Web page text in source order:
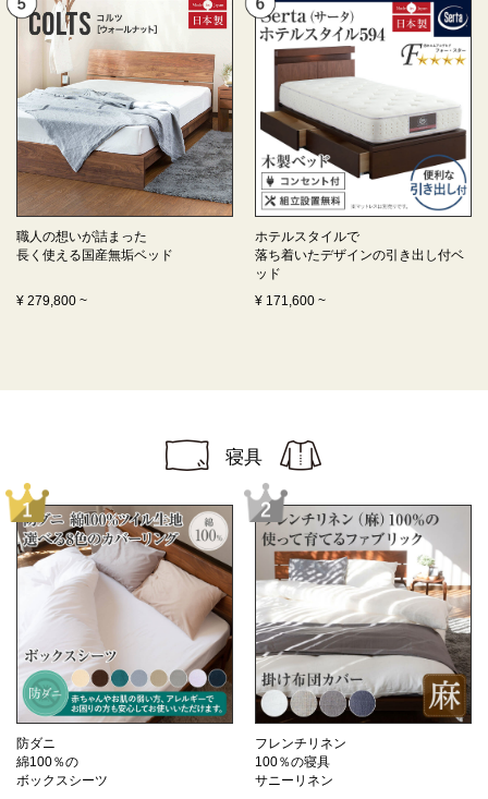
職人の想いが詰まった
長く使える 国産無垢ベッド
¥ 279,800 ~
ホテルスタイルで
落ち着いたデザインの引き出し付ベ
ッド
¥ 171,600 ~
寝具
防ダニ
綿100％の
ボックスシーツ
フレンチリネン
100％の寝具
サニーリネン